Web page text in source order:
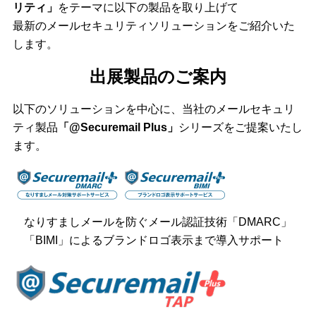
リティ」
をテーマに以下の製品を取り上げて
最新のメールセキュリティソリューションをご紹介いた
します。
出展製品のご案内
以下のソリューションを中心に、当社のメールセキュリ
ティ製品 「@Securemail Plus」
シリーズをご提案いたし
ます。
なりすましメールを防ぐメール認証技術「DMARC」
「BIMI」によるブランドロゴ表示まで導入サポート